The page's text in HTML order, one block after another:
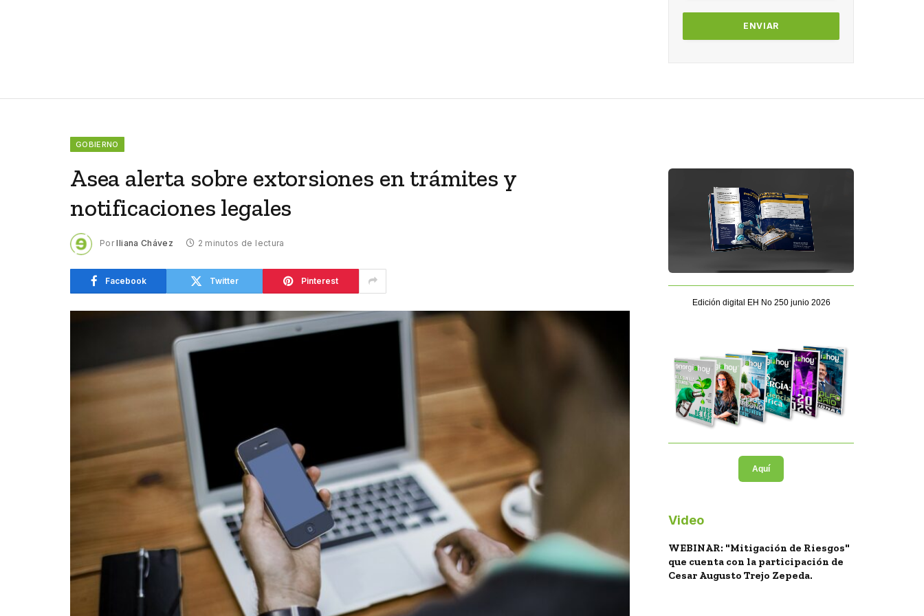
GOBIERNO
Asea alerta sobre extorsiones en trámites y
notificaciones legales
Por Iliana Chávez 2 minutos de lectura
Facebook Twitter Pinterest
Edición digital EH No 250 junio 2026
Aquí
Video
WEBINAR: "Mitigación de Riesgos"
que cuenta con la participación de
Cesar Augusto Trejo Zepeda.